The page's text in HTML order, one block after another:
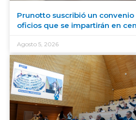
Prunotto suscribió un
oficios que se impartirán en
Agosto 5, 2026